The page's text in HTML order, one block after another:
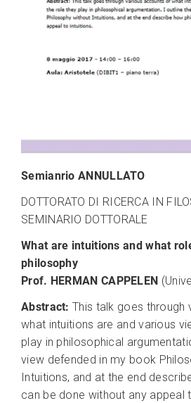
Semianrio ANNULLATO
DOTTORATO DI RICERCA IN
SEMINARIO DOTTORALE
What are intuitions and what
philosophy
Prof. HERMAN CAPPELEN
Abstract: This talk goes
what intuitions are and various
play in philosophical
view defended in my book
Intuitions, and at the end
can be done without any appeal